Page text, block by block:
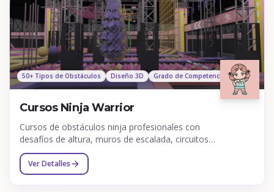
50+ Tipos de Obstáculos Diseño 3D Grado de Competencia
Cursos Ninja Warrior
Cursos de obstáculos ninja profesionales con
desafíos de altura, muros de escalada, circuitos
de cuerdas, barras de equilibrio y obstáculos de
aventura.
Ver Detalles